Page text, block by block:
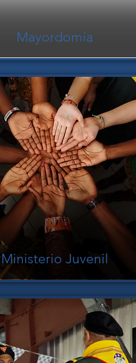
Mayordomía
Ministerio Juvenil